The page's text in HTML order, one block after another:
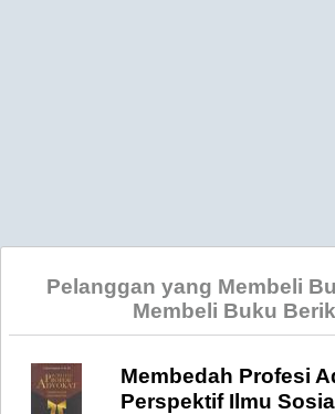
Pelanggan yang Membeli
Membeli Buku
Membedah Profesi
Perspektif Ilmu